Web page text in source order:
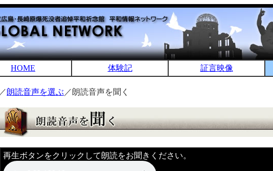
HOME 体験記 証言映像
／朗読音声を選ぶ ／朗読音声を聞く
再生ボタンをクリックして朗読をお聞きください。